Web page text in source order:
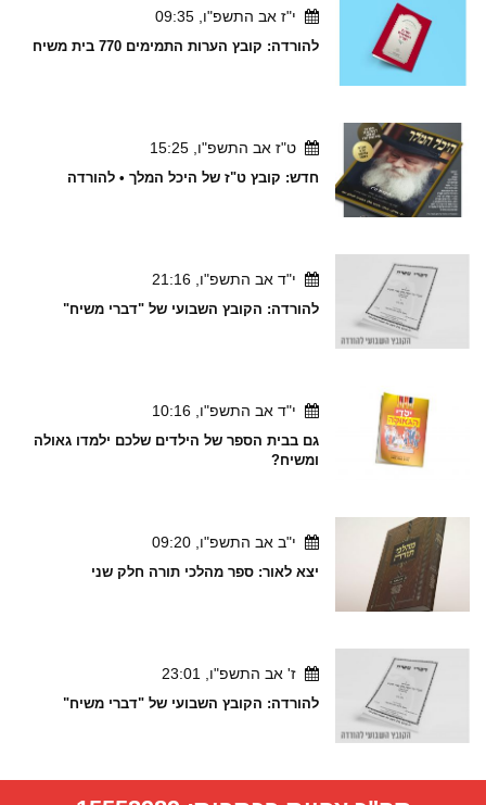
י"ז אב התשפ"ו, 09:35
להורדה: קובץ הערות התמימים 770 בית משיח
ט"ז אב התשפ"ו, 15:25
חדש: קובץ ט"ז של היכל המלך • להורדה
י"ד אב התשפ"ו, 21:16
להורדה: הקובץ השבועי של "דברי משיח"
י"ד אב התשפ"ו, 10:16
גם בבית הספר של הילדים שלכם ילמדו גאולה
ומשיח?
י"ב אב התשפ"ו, 09:20
יצא לאור: ספר מהלכי תורה חלק שני
ז' אב התשפ"ו, 23:01
להורדה: הקובץ השבועי של "דברי משיח"